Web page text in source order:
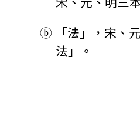
ⓑ
「法」，宋、
法」。